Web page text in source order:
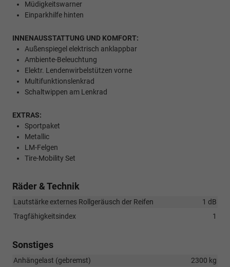
Müdigkeitswarner
Einparkhilfe hinten
INNENAUSSTATTUNG UND KOMFORT:
Außenspiegel elektrisch anklappbar
Ambiente-Beleuchtung
Elektr. Lendenwirbelstützen vorne
Multifunktionslenkrad
Schaltwippen am Lenkrad
EXTRAS:
Sportpaket
Metallic
LM-Felgen
Tire-Mobility Set
Räder & Technik
Lautstärke externes Rollgeräusch der Reifen
1 dB
Tragfähigkeitsindex
1
Sonstiges
Anhängelast (gebremst)
2300 kg